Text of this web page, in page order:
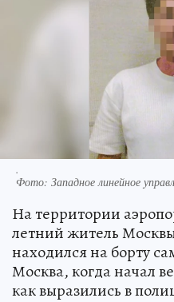
.
Фото: Западное линейное
На территории
летний житель
находился на борту
Москва, когда начал
как выразились в